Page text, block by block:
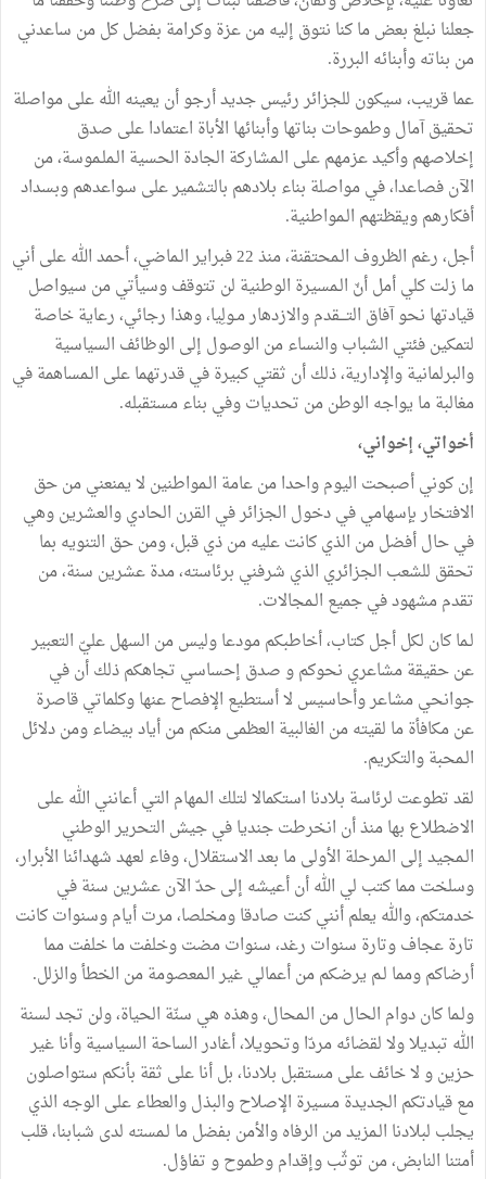
جعلنا نبلغ بعض ما كنا نتوق إليه من عزة وكرامة بفضل كل من ساعدني
من بناته وأبنائه البررة.
عما قريب، سيكون للجزائر رئيس جديد أرجو أن يعينه الله على مواصلة
تحقيق آمال وطموحات بناتها وأبنائها الأباة اعتمادا على صدق
إخلاصهم وأكيد عزمهم على الـمشاركة الجادة الحسية الـملـموسة، من
الآن فصاعدا، في مواصلة بناء بلادهم بالتشمير على سواعدهم وبسداد
أفكارهم ويقظتهم الـمواطنية.
أجل، رغم الظروف الـمحتقنة، منذ 22 فبراير الـماضي، أحمد الله على أني
ما زلت كلي أمل أنّ الـمسيرة الوطنية لن تتوقف وسيأتي من سيواصل
قيادتها نحو آفاق التـــقدم والازدهار مـولِيا، وهذا رجائي، رعاية خاصة
لتمكين فئتي الشباب والنساء من الوصول إلى الوظائف السياسية
والبرلمانية والإدارية، ذلك أن ثقتي كبيرة في قدرتهما على الـمساهمة في
مغالبة ما يواجه الوطن من تحديات وفي بناء مستقبله.
أخواتي، إخواني،
إن كوني أصبحت اليوم واحدا من عامة الـمواطنين لا يمنعني من حق
الافتخار بإسهامي في دخول الجزائر في القرن الحادي والعشرين وهي
في حال أفضل من الذي كانت عليه من ذي قبل، ومن حق التنويه بما
تحقق للشعب الجزائري الذي شرفني برئاسته، مدة عشرين سنة، من
تقدم مشهود في جميع الـمجالات.
لـما كان لكل أجل كتاب، أخاطبكم مودعا وليس من السهل عليّ التعبير
عن حقيقة مشاعري نحوكم و صدق إحساسي تجاهكم ذلك أن في
جوانحي مشاعر وأحاسيس لا أستطيع الإفصاح عنها وكلماتي قاصرة
عن مكافأة ما لقيته من الغالبية العظمى منكم من أياد بيضاء ومن دلائل
الـمحبة والتكريم.
لقد تطوعت لرئاسة بلادنا استكمالا لتلك الـمهام التي أعانني الله على
الاضطلاع بها منذ أن انخرطت جنديا في جيش التحرير الوطني
الـمجيد إلى الـمرحلة الأولى ما بعد الاستقلال، وفاء لعهد شهدائنا الأبرار،
وسلخت مما كتب لي الله أن أعيشه إلى حدّ الآن عشرين سنة في
خدمتكم، والله يعلم أنني كنت صادقا ومخلصا، مرت أيام وسنوات كانت
تارة عجاف وتارة سنوات رغد، سنوات مضت وخلفت ما خلفت مما
أرضاكم ومما لـم يرضكم من أعمالي غير الـمعصومة من الخطأ والزلل.
ولـما كان دوام الحال من الـمحال، وهذه هي سنّة الحياة، ولن تجد لسنة
الله تبديلا ولا لقضائه مردّا وتحويلا، أغادر الساحة السياسية وأنا غير
حزين و لا خائف على مستقبل بلادنا، بل أنا على ثقة بأنكم ستواصلون
مع قيادتكم الجديدة مسيرة الإصلاح والبذل والعطاء على الوجه الذي
يجلب لبلادنا الـمزيد من الرفاه والأمن بفضل ما لـمسته لدى شبابنا، قلب
أمتنا النابض، من توثّب وإقدام وطموح و تفاؤل.